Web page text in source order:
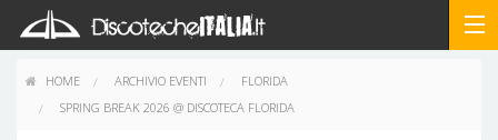
HOME ARCHIVIO EVENTI
FLORIDA
SPRING BREAK 2026 @ DISCOTECA FLORIDA